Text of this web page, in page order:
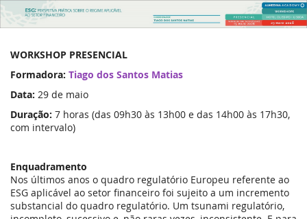
ESG
Perspetiva
prática
sobre
regime
aplicável
WORKSHOP PRESENCIAL
Formadora: Tiago dos Santos Matias
Data: 29 de maio
Duração: 7 horas (das 09h30 às 13h00 e das 14h00 às 17h30,
com intervalo)
Enquadramento
Nos últimos anos o quadro regulatório Europeu referente ao
ESG aplicável ao setor financeiro foi sujeito a um incremento
substancial do quadro regulatório. Um tsunami regulatório,